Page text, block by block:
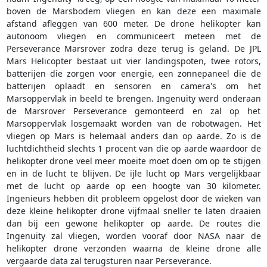
boven de Marsbodem vliegen en kan deze een maximale
afstand afleggen van 600 meter. De drone helikopter kan
autonoom vliegen en communiceert meteen met de
Perseverance Marsrover zodra deze terug is geland. De JPL
Mars Helicopter bestaat uit vier landingspoten, twee rotors,
batterijen die zorgen voor energie, een zonnepaneel die de
batterijen oplaadt en sensoren en camera's om het
Marsoppervlak in beeld te brengen. Ingenuity werd onderaan
de Marsrover Perseverance gemonteerd en zal op het
Marsoppervlak losgemaakt worden van de robotwagen. Het
vliegen op Mars is helemaal anders dan op aarde. Zo is de
luchtdichtheid slechts 1 procent van die op aarde waardoor de
helikopter drone veel meer moeite moet doen om op te stijgen
en in de lucht te blijven. De ijle lucht op Mars vergelijkbaar
met de lucht op aarde op een hoogte van 30 kilometer.
Ingenieurs hebben dit probleem opgelost door de wieken van
deze kleine helikopter drone vijfmaal sneller te laten draaien
dan bij een gewone helikopter op aarde. De routes die
Ingenuity zal vliegen, worden vooraf door NASA naar de
helikopter drone verzonden waarna de kleine drone alle
vergaarde data zal terugsturen naar Perseverance.